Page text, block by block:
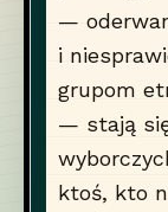
—
i
grupom
— stają
ktoś, kto